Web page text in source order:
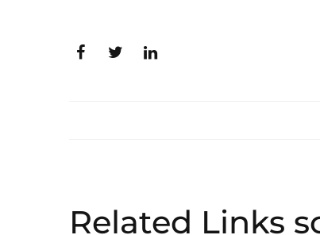
Related Links